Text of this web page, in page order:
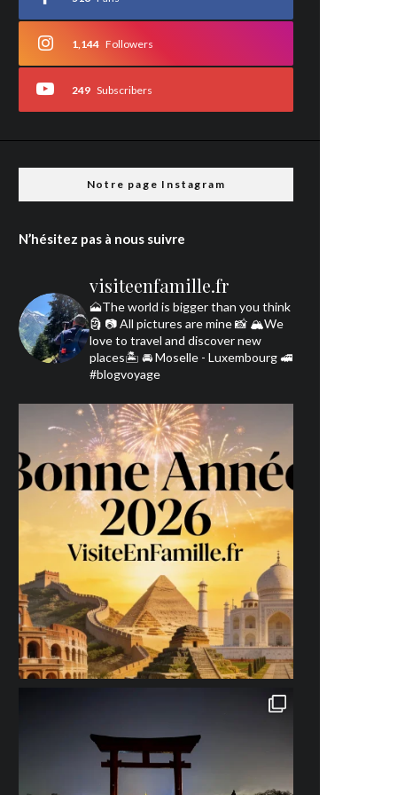
1,144 Followers
249 Subscribers
Notre page Instagram
N’hésitez pas à nous suivre
visiteenfamille.fr
🗻The world is bigger than you think
🗿 📷 All pictures are mine 📸 🏔We
love to travel and discover new
places🏝 🚘 Moselle - Luxembourg 🚅
#blogvoyage